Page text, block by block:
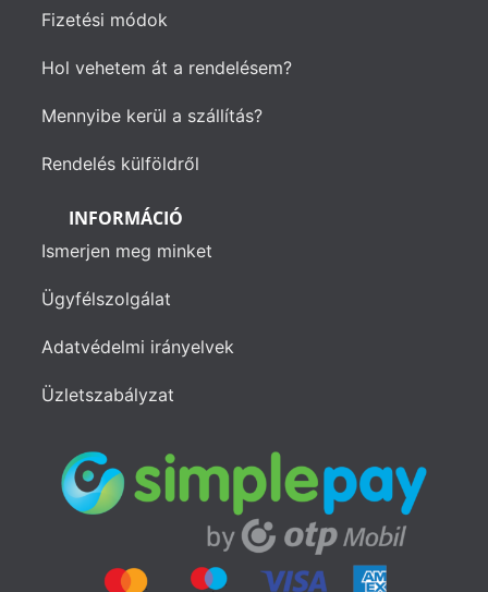
Fizetési módok
Hol vehetem át a rendelésem?
Mennyibe kerül a szállítás?
Rendelés külföldről
INFORMÁCIÓ
Ismerjen meg minket
Ügyfélszolgálat
Adatvédelmi irányelvek
Üzletszabályzat